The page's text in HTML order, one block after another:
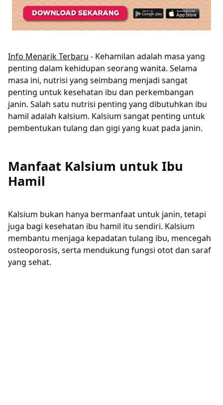
Info Menarik Terbaru - Kehamilan adalah masa yang
penting dalam kehidupan seorang wanita. Selama
masa ini, nutrisi yang seimbang menjadi sangat
penting untuk kesehatan ibu dan perkembangan
janin. Salah satu nutrisi penting yang dibutuhkan ibu
hamil adalah kalsium. Kalsium sangat penting untuk
pembentukan tulang dan gigi yang kuat pada janin.
Manfaat Kalsium untuk Ibu
Hamil
Kalsium bukan hanya bermanfaat untuk janin, tetapi
juga bagi kesehatan ibu hamil itu sendiri. Kalsium
membantu menjaga kepadatan tulang ibu, mencegah
osteoporosis, serta mendukung fungsi otot dan saraf
yang sehat.